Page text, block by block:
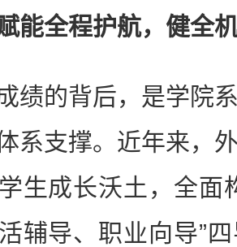
能全程护航，健全
的背后，是学院系
系支撑。近年来，
生成长沃土，全面
辅导、职业向导”